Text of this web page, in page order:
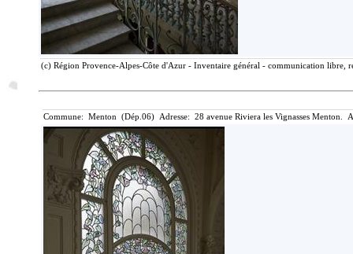
(c) Région Provence-Alpes-Côte d'Azur - Inventaire général - communication libre,
Commune: Menton (Dép.06) Adresse: 28 avenue Riviera les Vignasses Menton.